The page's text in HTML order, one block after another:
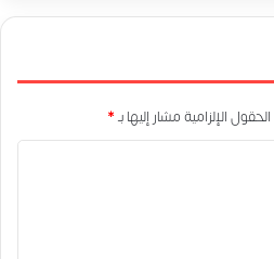
الحقول الإلزامية مشار إليها بـ*